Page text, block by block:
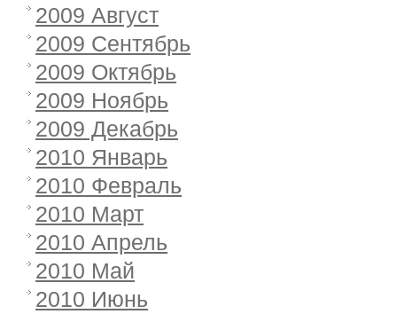
2009 Август
2009 Сентябрь
2009 Октябрь
2009 Ноябрь
2009 Декабрь
2010 Январь
2010 Февраль
2010 Март
2010 Апрель
2010 Май
2010 Июнь